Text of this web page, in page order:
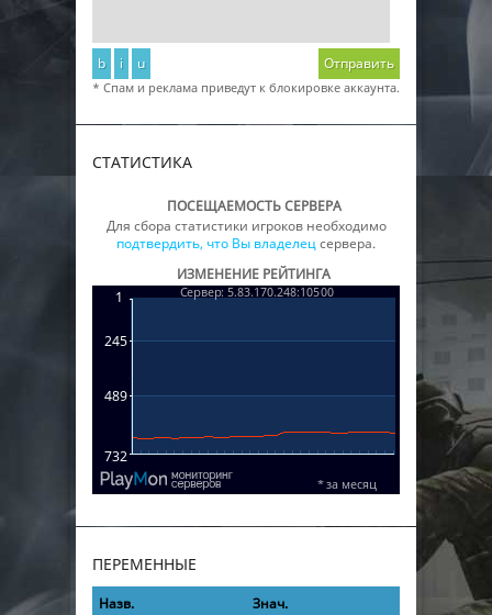
b i u Отправить
* Спам и реклама приведут к блокировке аккаунта.
СТАТИСТИКА
ПОСЕЩАЕМОСТЬ СЕРВЕРА
Для сбора статистики игроков необходимо
подтвердить, что Вы владелецсервера.
ИЗМЕНЕНИЕ РЕЙТИНГА
ПЕРЕМЕННЫЕ
Назв.
Знач.